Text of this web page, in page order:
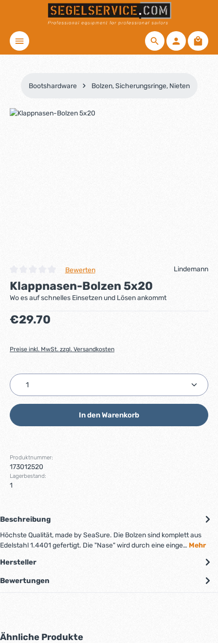
Zum Hauptinhalt springen
Bootshardware Bolzen, Sicherungsringe, Nieten
Bildergalerie überspringen
Durchschnittliche Bewertung von 0 von 5 Sternen
Bewerten Lindemann
Klappnasen-Bolzen 5x20
Wo es auf schnelles Einsetzen und Lösen ankommt
Regulärer Preis:
€29.70
Preise inkl. MwSt. zzgl. Versandkosten
Produkt Anzahl: Gib den gewünschten Wert ein
In den Warenkorb
Produktnummer:
173012520
Lagerbestand:
1
Beschreibung
Höchste Qualität, made by SeaSure. Die Bolzen sind komplett aus
Edelstahl 1.4401 gefertigt. Die "Nase" wird durch eine einge… Mehr
Hersteller
Bewertungen
Produktgalerie überspringen
Ähnliche Produkte